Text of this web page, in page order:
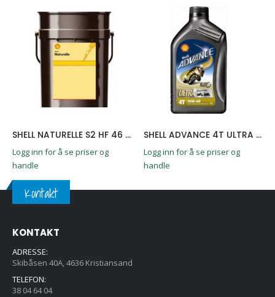
SHELL NATURELLE S2 HF 46 20L CNN
Logg inn for å se priser og
handle
SHELL ADVANCE 4T ULTRA 10W-40 1L
Logg inn for å se priser og
handle
Kontakt
KONTAKT
ADRESSE:
Skibåsen 40A, 4636 Kristiansand
TELEFON:
38 04 64 04